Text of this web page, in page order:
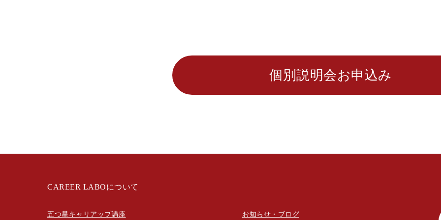
個別説明会お申込み
CAREER LABOについて
五つ星キャリアップ講座 お知らせ・ブログ